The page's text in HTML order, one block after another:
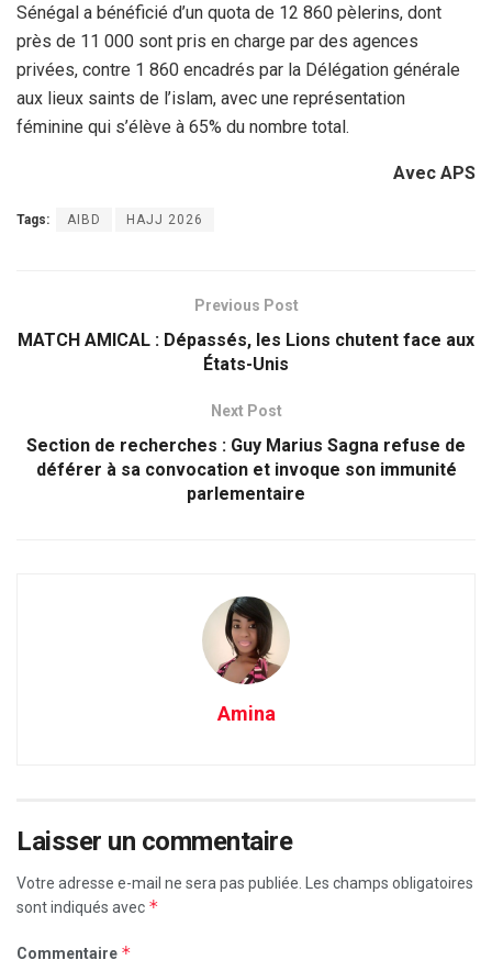
Sénégal a bénéficié d’un quota de 12 860 pèlerins, dont
près de 11 000 sont pris en charge par des agences
privées, contre 1 860 encadrés par la Délégation générale
aux lieux saints de l’islam, avec une représentation
féminine qui s’élève à 65% du nombre total.
Avec APS
Tags: AIBD HAJJ 2026
Previous Post
MATCH AMICAL : Dépassés, les Lions chutent face aux
États-Unis
Next Post
Section de recherches : Guy Marius Sagna refuse de
déférer à sa convocation et invoque son immunité
parlementaire
Amina
Laisser un commentaire
Votre adresse e-mail ne sera pas publiée.
Les champs obligatoires
sont indiqués avec *
Commentaire *